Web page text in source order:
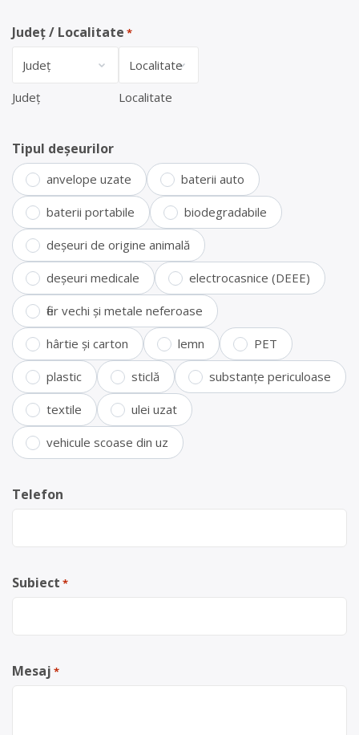
Județ / Localitate *
Județ Localitate
Tipul deșeurilor
anvelope uzate baterii auto
baterii portabile biodegradabile
deșeuri de origine animală
deșeuri medicale electrocasnice (DEEE)
fier vechi și metale neferoase
hârtie și carton lemn PET
plastic sticlă substanțe periculoase
textile ulei uzat
vehicule scoase din uz
Telefon
Subiect *
Mesaj *